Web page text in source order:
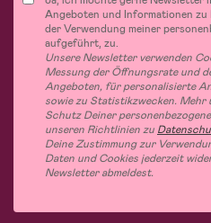
Angeboten und Informationen
der Verwendung meiner
aufgeführt, zu.
Unsere Newsletter verwenden
Messung der Öffnungsrate und
Angeboten, für personalisierte
sowie zu Statistikzwecken. Mehr
Schutz Deiner
unseren Richtlinien zu
Deine Zustimmung zur
Daten und Cookies jederzeit
Newsletter abmeldest.